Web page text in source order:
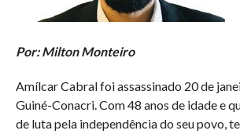
Por: Milton Monteiro
Amílcar Cabral foi assassinado 20 de
Guiné-Conacri. Com 48 anos de idade e
de luta pela independência do seu povo,